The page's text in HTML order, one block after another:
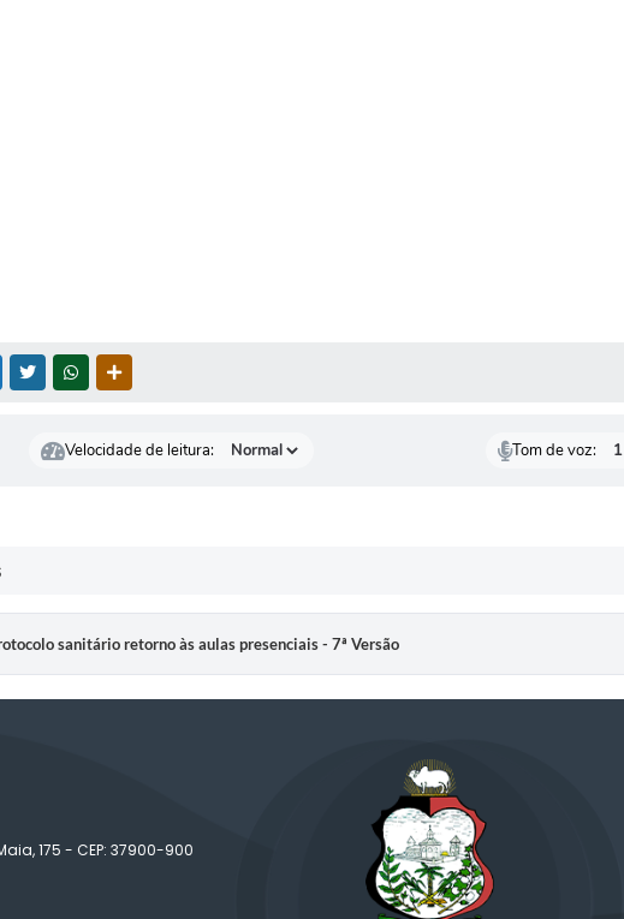
MESSENGER
TWITTERWHATSAPP
Velocidade de leitura: Tom de voz:
sanitário retorno às aulas presenciais - 7ª Versão
175 - CEP: 37900-900